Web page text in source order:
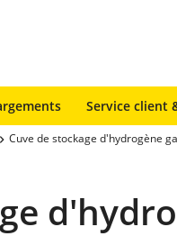
Service client
Cuve de stockage d'hydrogène